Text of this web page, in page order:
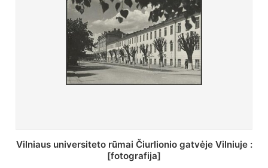
St. Batoro universiteto J. Pilsudskio kolegija :
[fotografija]